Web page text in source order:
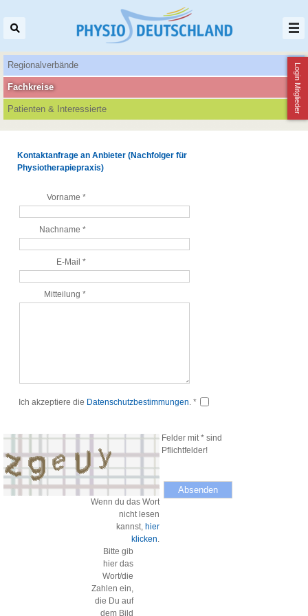
Login Mitglieder
Regionalverbände
Patienten‌ & Interessierte
Fachkreise
Kontaktanfrage an Anbieter (Nachfolger für
Physiotherapiepraxis)
Vorname *
Nachname *
E-Mail *
Mitteilung *
Ich akzeptiere die Datenschutzbestimmungen . *
Wenn du das Wort
nicht lesen
kannst, hier
klicken.
Bitte gib
hier das
Wort/die
Zahlen ein,
die Du auf
dem Bild
Felder mit * sind
Pflichtfelder!